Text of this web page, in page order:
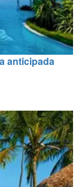
anticipada